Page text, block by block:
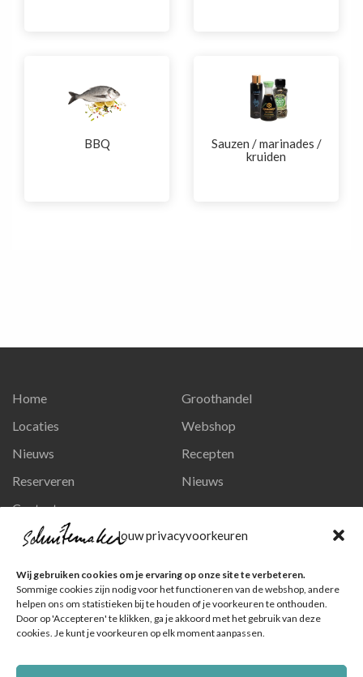
Jouw privacyvoorkeuren
Wij gebruiken cookies om je ervaring op onze site te verbeteren.
Sommige cookies zijn nodig voor het functioneren van de webshop, andere
helpen ons om statistieken bij te houden of je voorkeuren te onthouden.
Door op 'Accepteren' te klikken, ga je akkoord met het gebruik van deze
cookies. Je kunt je voorkeuren op elk moment aanpassen.
BBQ
Sauzen / marinades /
kruiden
Home
Locaties
Nieuws
Reserveren
Contact
Privacy en persoonsgegevens
Groothandel
Webshop
Recepten
Nieuws
Ga naar onze pagina
Volg ons op Instagram
Ga naar onze pagina